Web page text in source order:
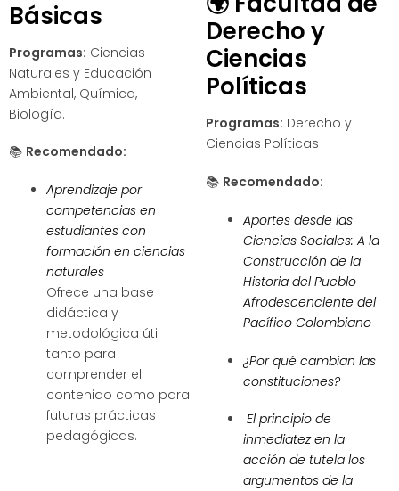
Básicas
Programas: Ciencias
Naturales y Educación
Ambiental, Química,
Biología.
📚 Recomendado:
Aprendizaje por
competencias en
estudiantes con
formación en ciencias
naturales
Ofrece una base
didáctica y
metodológica útil
tanto para
comprender el
contenido como para
futuras prácticas
pedagógicas.
Derecho y
Ciencias
Políticas
Programas: Derecho y
Ciencias Políticas
📚 Recomendado:
Aportes desde las
Ciencias Sociales: A la
Construcción de la
Historia del Pueblo
Afrodescenciente del
Pacífico Colombiano
¿Por qué cambian las
constituciones?
El principio de
inmediatez en la
acción de tutela los
argumentos de la